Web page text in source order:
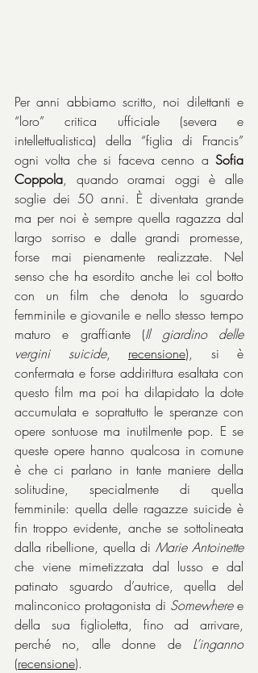
Per anni abbiamo scritto, noi dilettanti e
“loro” critica ufficiale (severa e
intellettualistica) della “figlia di Francis”
ogni volta che si faceva cenno a Sofia
Coppola, quando oramai oggi è alle
soglie dei 50 anni. È diventata grande
ma per noi è sempre quella ragazza dal
largo sorriso e dalle grandi promesse,
forse mai pienamente realizzate. Nel
senso che ha esordito anche lei col botto
con un film che denota lo sguardo
femminile e giovanile e nello stesso tempo
maturo e graffiante (Il giardino delle
vergini suicide, recensione), si è
confermata e forse addirittura esaltata con
questo film ma poi ha dilapidato la dote
accumulata e soprattutto le speranze con
opere sontuose ma inutilmente pop. E se
queste opere hanno qualcosa in comune
è che ci parlano in tante maniere della
solitudine, specialmente di quella
femminile: quella delle ragazze suicide è
fin troppo evidente, anche se sottolineata
dalla ribellione, quella di Marie Antoinette
che viene mimetizzata dal lusso e dal
patinato sguardo d’autrice, quella del
malinconico protagonista di Somewhere e
della sua figlioletta, fino ad arrivare,
perché no, alle donne de L’inganno
(recensione).